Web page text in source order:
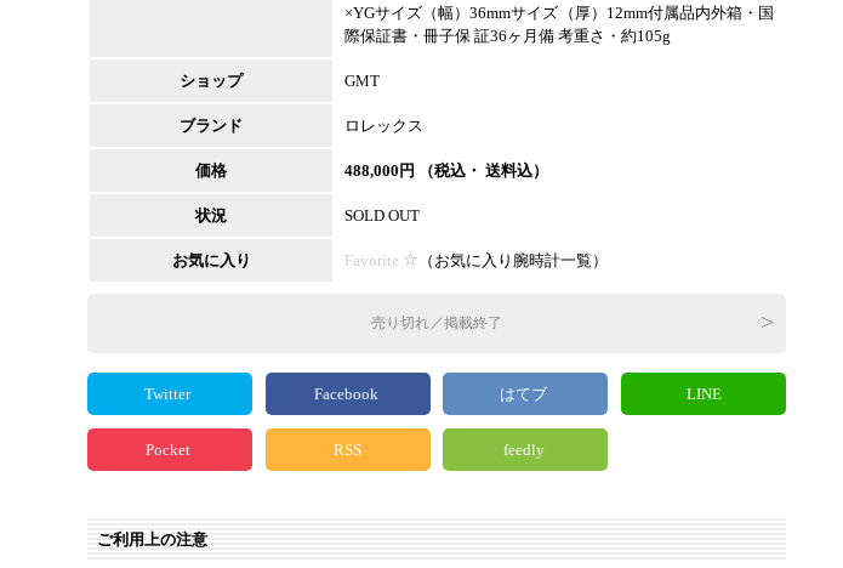
×YGサイズ（幅）36mmサイズ（厚）12mm付属品内外箱・国
際保証書・冊子保 証36ヶ月備 考重さ・約105g
ショップ GMT
ブランド ロレックス
価格 488,000 円 （税込・ 送料込）
状況 SOLD OUT
お気に入り Favorite （ お気に入り腕時計一覧 ）
売り切れ／掲載終了
Twitter Facebook はてブ LINE
Pocket RSS feedly
ご利用上の注意